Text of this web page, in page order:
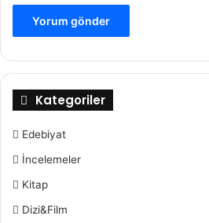
Kategoriler
Edebiyat
İncelemeler
Kitap
Dizi&Film